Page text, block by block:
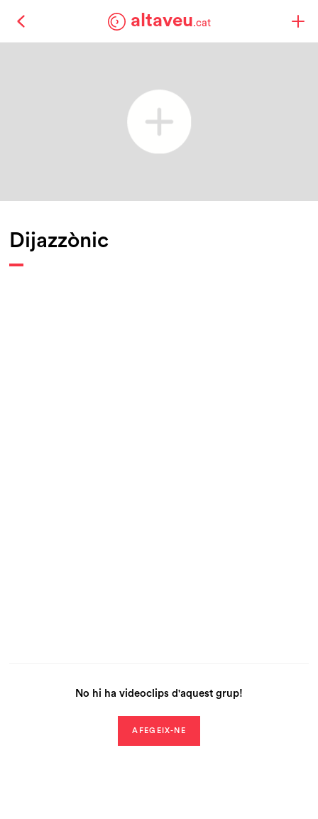
altaveu.cat
Dijazzònic
No hi ha videoclips d'aquest grup!
AFEGEIX-NE